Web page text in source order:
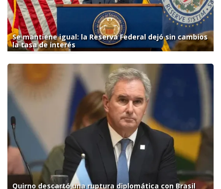
Se mantiene igual: la Reserva Federal dejó sin cambios
la tasa de interés
Quirno descartó una ruptura diplomática con Brasil